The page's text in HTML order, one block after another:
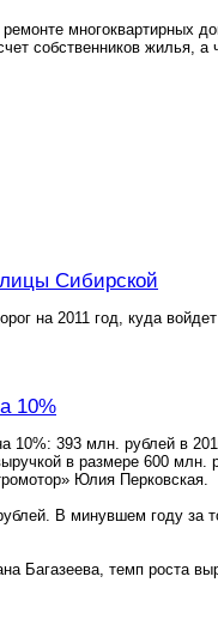
многоквартирных
собственников жилья,
Сибирской
на 2011 год, куда
10%
10%: 393 млн. рублей в
в размере 600
Юлия Перковская.
В минувшем году за
Багазеева, темп роста